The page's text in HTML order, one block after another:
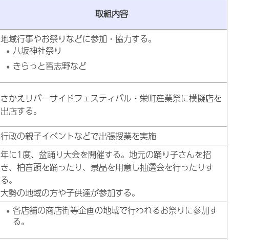
取組内容
地域行事やお祭りなどに参加・協力する。
八坂神社祭り
きらっと習志野など
さかえリバーサイドフェスティバル・栄町産業祭に模擬店を
出店する。
行政の親子イベントなどで出張授業を実施
年に1度、盆踊り大会を開催する。地元の踊り子さんを招
き、柏音頭を踊ったり、景品を用意し抽選会を行ったりす
る。
大勢の地域の方や子供達が参加する。
各店舗の商店街等企画の地域で行われるお祭りに参加す
る。